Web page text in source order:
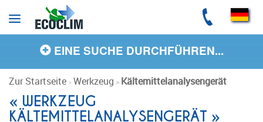
Cookie-Einstellungen
EINE SUCHE DURCHFÜHREN...
Zur Startseite Werkzeug Kältemittelanalysengerät
« WERKZEUG
KÄLTEMITTELANALYSENGERÄT »